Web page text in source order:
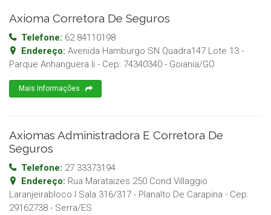
Axioma Corretora De Seguros
Telefone: 62 84110198
Endereço: Avenida Hamburgo SN Quadra147 Lote 13 -
Parque Anhanguera Ii - Cep: 74340340 - Goiania/GO
Mais Informações
Axiomas Administradora E Corretora De
Seguros
Telefone: 27 33373194
Endereço: Rua Marataizes 250 Cond Villaggio
Laranjeirabloco I Sala 316/317 - Planalto De Carapina - Cep:
29162738 - Serra/ES